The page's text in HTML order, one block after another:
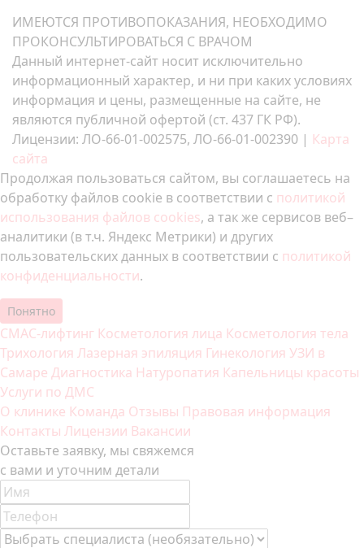
ИМЕЮТСЯ ПРОТИВОПОКАЗАНИЯ, НЕОБХОДИМО
ПРОКОНСУЛЬТИРОВАТЬСЯ С ВРАЧОМ
Данный интернет-сайт носит исключительно
информационный характер, и ни при каких условиях
информация и цены, размещенные на сайте, не
являются публичной офертой (ст. 437 ГК РФ).
Лицензии: ЛО-66-01-002575, ЛО-66-01-002390 | Карта
сайта
Продолжая пользоваться сайтом, вы соглашаетесь на
обработку файлов cookie в соответствии с политикой
использования файлов cookies, а так же сервисов веб–
аналитики (в т.ч. Яндекс Метрики) и других
пользовательских данных в соответствии с политикой
конфиденциальности.
Понятно
СМАС-лифтинг Косметология лица Косметология тела
Трихология Лазерная эпиляция Гинекология УЗИ в
Самаре Диагностика Натуропатия Капельницы красоты
Услуги по ДМС
О клинике Команда Отзывы Правовая информация
Контакты Лицензии Вакансии
Оставьте заявку, мы свяжемся
с вами и уточним детали